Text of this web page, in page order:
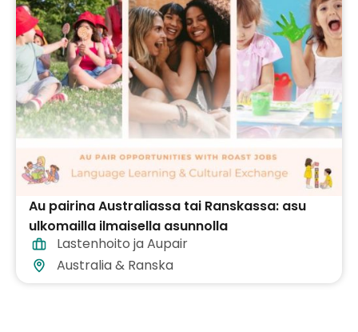
Au pairina Australiassa tai Ranskassa: asu
ulkomailla ilmaisella asunnolla
Lastenhoito ja Aupair
Australia & Ranska